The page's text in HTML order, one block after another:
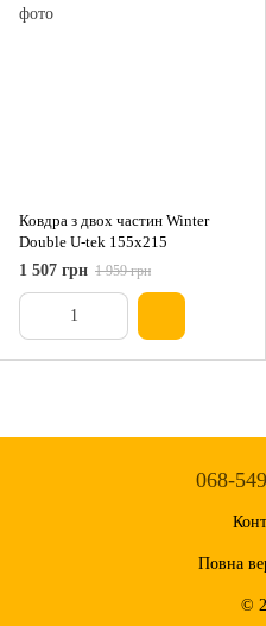
Ковдра з двох частин Winter
Double U-tek 155x215
1 507 грн 1 959 грн
068-
Повна
©